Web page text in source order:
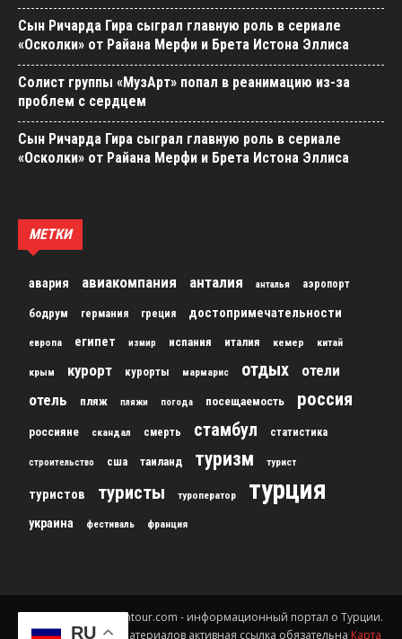
Сын Ричарда Гира сыграл главную роль в сериале
«Осколки» от Райана Мерфи и Брета Истона Эллиса
Солист группы «МузАрт» попал в реанимацию из-за
проблем с сердцем
Сын Ричарда Гира сыграл главную роль в сериале
«Осколки» от Райана Мерфи и Брета Истона Эллиса
МЕТКИ
авария авиакомпания анталия анталья аэропорт
бодрум германия греция достопримечательности
европа египет измир испания италия кемер китай
крым курорт курорты мармарис отдых
отели
отель
пляж пляжи погода посещаемость россия
россияне скандал смерть стамбул статистика
строительство сша таиланд туризм турист
туристов туристы туроператор турция
украина фестиваль франция
© 2012-2024 gursesintour.com - информационный портал о Турции.
При копировании материалов активная ссылка обязательна Карта
RU